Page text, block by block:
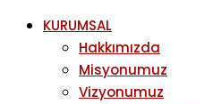
KURUMSAL
Hakkımızda
Misyonumuz
Vizyonumuz